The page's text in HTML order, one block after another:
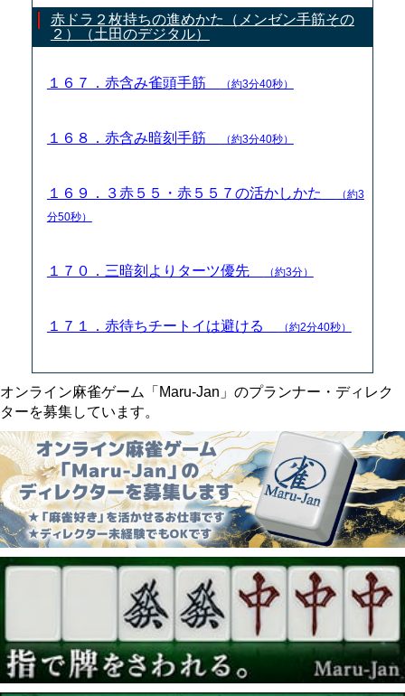
赤ドラ２枚持ちの進めかた（メンゼン手筋その
２）（土田のデジタル）
１６７．赤含み雀頭手筋 （約3分40秒）
１６８．赤含み暗刻手筋 （約3分40秒）
１６９．３赤５５・赤５５７の活かしかた
（約3
分50秒）
１７０．三暗刻よりターツ優先 （約3分）
１７１．赤待ちチートイは避ける （約2分40秒）
オンライン麻雀ゲーム「Maru-Jan」のプランナー・ディレク
ターを募集しています。